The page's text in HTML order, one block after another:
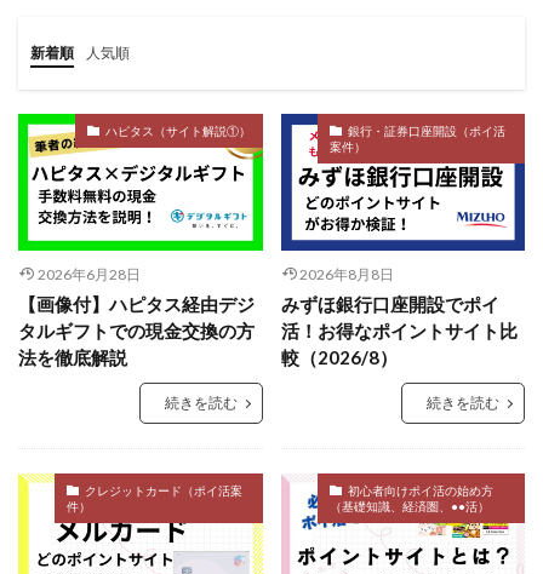
新着順 人気順
ハピタス（サイト解説①）
2026年6月28日
【画像付】ハピタス経由デジ
タルギフトでの現金交換の方
法を徹底解説
続きを読む
銀行・証券口座開設（ポイ活
案件）
2026年8月8日
みずほ銀行口座開設でポイ
活！お得なポイントサイト比
較（2026/8）
続きを読む
クレジットカード（ポイ活案
件）
初心者向けポイ活の始め方
（基礎知識、経済圏、●●活）